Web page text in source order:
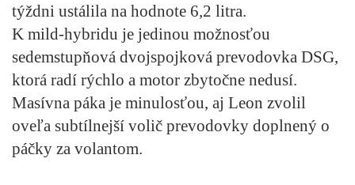
týždni ustálila na hodnote 6,2 litra.
K mild-hybridu je jedinou možnosťou
sedemstupňová dvojspojková prevodovka DSG,
ktorá radí rýchlo a motor zbytočne nedusí.
Masívna páka je minulosťou, aj Leon zvolil
oveľa subtílnejší volič prevodovky doplnený o
páčky za volantom.